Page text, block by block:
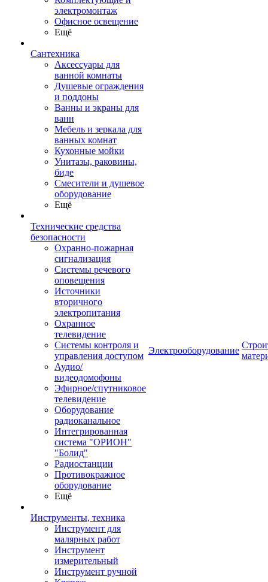
электромонтаж
Офисное освещение
Ещё
Сантехника
Аксессуары для
ванной комнаты
Душевые ограждения
и поддоны
Ванны и экраны для
ванн
Мебель и зеркала для
ванных комнат
Кухонные мойки
Унитазы, раковины,
биде
Смесители и душевое
оборудование
Ещё
Технические средства
безопасности
Охранно-пожарная
сигнализация
Системы речевого
оповещения
Источники
вторичного
электропитания
Охранное
телевидение
Системы контроля и
управления доступом
Аудио/
видеодомофоны
Эфирное/спутниковое
телевидение
Оборудование
радиоканальное
Интегрированная
система "ОРИОН"
"Болид"
Радиостанции
Противокражное
оборудование
Ещё
Инструменты, техника
Инструмент для
малярных работ
Инструмент
измерительный
Инструмент ручной
Электрооборудование